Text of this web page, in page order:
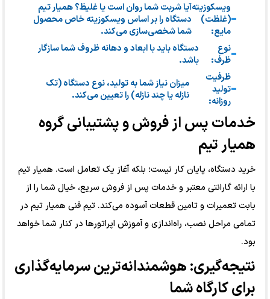
ویسکوزیته
(غلظت)
مایع:
آیا شربت شما روان است یا غلیظ؟ همیار تیم
دستگاه را بر اساس ویسکوزیته خاص محصول
شما شخصی‌سازی می‌کند.
نوع
ظرف:
دستگاه باید با ابعاد و دهانه ظروف شما سازگار
باشد.
ظرفیت
تولید
روزانه:
میزان نیاز شما به تولید، نوع دستگاه (تک
نازله یا چند نازله) را تعیین می‌کند.
خدمات پس از فروش و پشتیبانی گروه
همیار تیم
خرید دستگاه، پایان کار نیست؛ بلکه آغاز یک تعامل است. همیار تیم
با ارائه گارانتی معتبر و خدمات پس از فروش سریع، خیال شما را از
بابت تعمیرات و تامین قطعات آسوده می‌کند. تیم فنی همیار تیم در
تمامی مراحل نصب، راه‌اندازی و آموزش اپراتورها در کنار شما خواهد
بود.
نتیجه‌گیری: هوشمندانه‌ترین سرمایه‌گذاری
برای کارگاه شما